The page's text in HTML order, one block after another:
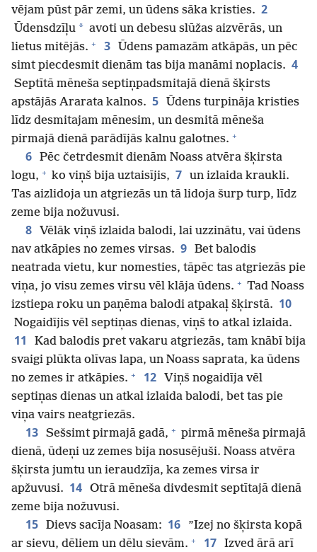
vējam pūst pār zemi, un ūdens sāka kristies. 2
Ūdensdzīļu * avoti un debesu slūžas aizvērās, un
lietus mitējās. + 3
Ūdens pamazām atkāpās, un pēc
simt piecdesmit dienām tas bija manāmi noplacis. 4
Septītā mēneša septiņpadsmitajā dienā šķirsts
apstājās Ararata kalnos. 5
Ūdens turpināja kristies
līdz desmitajam mēnesim, un desmitā mēneša
pirmajā dienā parādījās kalnu galotnes. +
6 Pēc četrdesmit dienām Noass atvēra šķirsta
logu, + ko viņš bija uztaisījis, 7 un izlaida kraukli.
Tas aizlidoja un atgriezās un tā lidoja šurp turp, līdz
zeme bija nožuvusi.
8
Vēlāk viņš izlaida balodi, lai uzzinātu, vai ūdens
nav atkāpies no zemes virsas. 9 Bet balodis
neatrada vietu, kur nomesties, tāpēc tas atgriezās pie
viņa, jo visu zemes virsu vēl klāja ūdens. + Tad Noass
izstiepa roku un paņēma balodi atpakaļ šķirstā. 10
Nogaidījis vēl septiņas dienas, viņš to atkal izlaida.
11
Kad balodis pret vakaru atgriezās, tam knābī bija
svaigi plūkta olīvas lapa, un Noass saprata, ka ūdens
no zemes ir atkāpies. + 12
Viņš nogaidīja vēl
septiņas dienas un atkal izlaida balodi, bet tas pie
viņa vairs neatgriezās.
13 Sešsimt pirmajā gadā, + pirmā mēneša pirmajā
dienā, ūdeņi uz zemes bija nosusējuši. Noass atvēra
šķirsta jumtu un ieraudzīja, ka zemes virsa ir
apžuvusi. 14 Otrā mēneša divdesmit septītajā dienā
zeme bija nožuvusi.
15 Dievs sacīja Noasam: 16
”Izej no šķirsta kopā
ar sievu, dēliem un dēlu sievām. + 17 Izved ārā arī